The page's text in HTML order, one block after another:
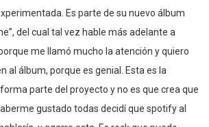
Es parte de su nuevo álbum
del cual tal vez hable más adelante a
me llamó mucho la atención y quiero
al álbum, porque es genial. Esta es la
parte del proyecto y no es que crea que
gustado todas decidí que spotify al